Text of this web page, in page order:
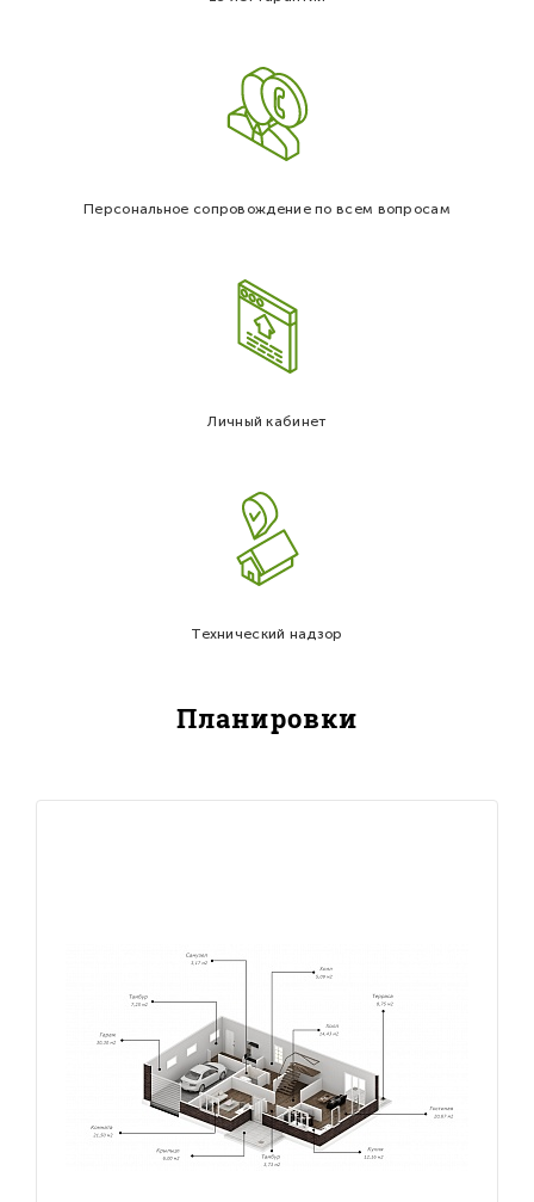
Персональное сопровождение по всем вопросам
Личный кабинет
Технический надзор
Планировки